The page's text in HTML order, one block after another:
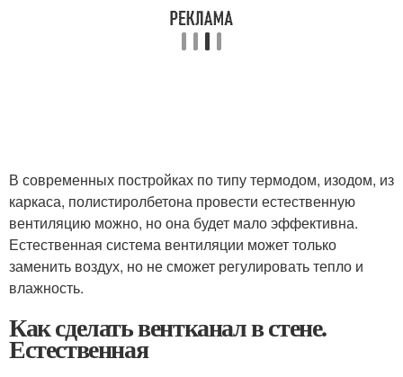
В современных постройках по типу термодом, изодом, из
каркаса, полистиролбетона провести естественную
вентиляцию можно, но она будет мало эффективна.
Естественная система вентиляции может только
заменить воздух, но не сможет регулировать тепло и
влажность.
Как сделать вентканал в стене.
Естественная